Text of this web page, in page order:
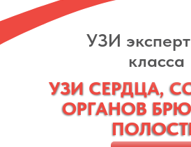
УЗИ
класса
УЗИ СЕРДЦА,
ОРГАНОВ
УЗИ СЕРДЦА,
ОРГАНОВ